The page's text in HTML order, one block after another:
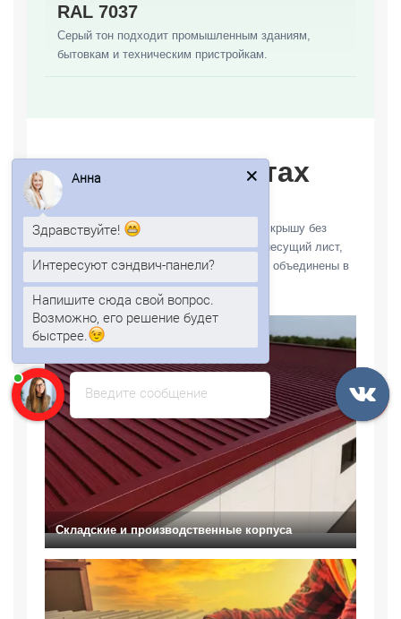
RAL 7037
Серый тон подходит промышленным зданиям,
бытовкам и техническим пристройкам.
На каких объектах
используют
Материал помогает закрыть утепленную крышу без
сборки многослойного пирога на месте: несущий лист,
теплоизоляция и наружная оболочка уже объединены в
одном изделии.
Складские и производственные корпуса
Введите сообщение
Анна
Здравствуйте!
Интересуют сэндвич-панели?
Напишите сюда свой вопрос.
Возможно, его решение будет
быстрее.